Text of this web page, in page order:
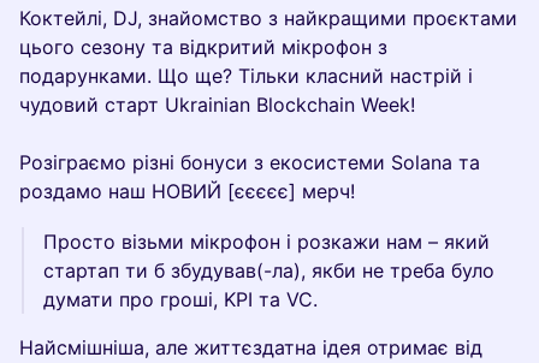
Коктейлі, DJ, знайомство з найкращими проєктами
цього сезону та відкритий мікрофон з
подарунками. Що ще? Тільки класний настрій і
чудовий старт Ukrainian Blockchain Week!
Розіграємо різні бонуси з екосистеми Solana та
роздамо наш НОВИЙ [єєєєє] мерч!
Просто візьми мікрофон і розкажи нам – який
стартап ти б збудував(-ла), якби не треба було
думати про гроші, KPI та VC.
Найсмішніша, але життєздатна ідея отримає від